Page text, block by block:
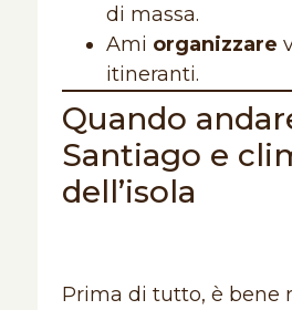
di massa.
Ami organizzare
itineranti.
Quando
Santiago e
dell’isola
Prima di tutto, è bene